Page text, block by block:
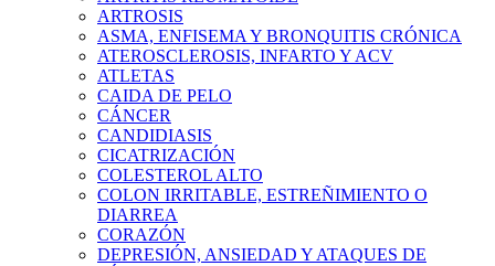
ARTROSIS
ASMA, ENFISEMA Y BRONQUITIS CRÓNICA
ATEROSCLEROSIS, INFARTO Y ACV
ATLETAS
CAIDA DE PELO
CÁNCER
CANDIDIASIS
CICATRIZACIÓN
COLESTEROL ALTO
COLON IRRITABLE, ESTREÑIMIENTO O
DIARREA
CORAZÓN
DEPRESIÓN, ANSIEDAD Y ATAQUES DE